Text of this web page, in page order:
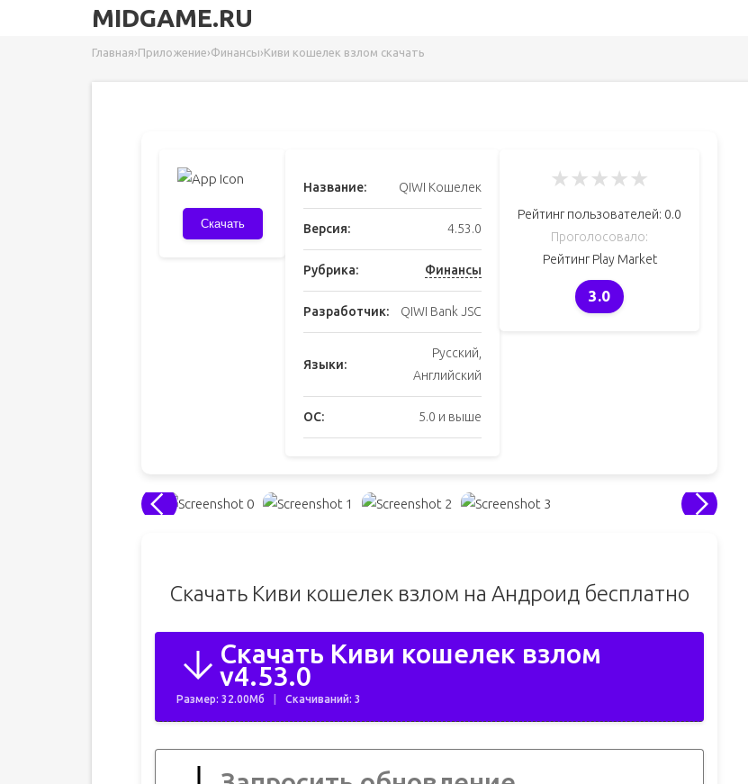
MIDGAME.RU
Главная›Приложение›Финансы›Киви кошелек взлом скачать
Скачать
Название: QIWI Кошелек
Версия: 4.53.0
Рубрика: Финансы
Разработчик: QIWI Bank JSC
Языки:
Русский,
Английский
ОС: 5.0 и выше
★★★★★
Рейтинг пользователей: 0.0
Проголосовало:
Рейтинг Play Market
3.0
Скачать Киви кошелек взлом на Андроид бесплатно
Скачать Киви кошелек взлом
v4.53.0
Размер: 32.00Мб Скачиваний: 3